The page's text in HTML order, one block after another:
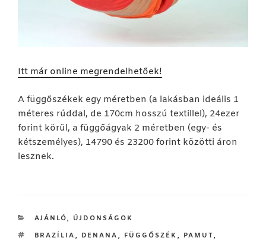
Itt már online megrendelhetőek!
A függőszékek egy méretben (a lakásban ideális 1
méteres rúddal, de 170cm hosszú textillel), 24ezer
forint körül, a függőágyak 2 méretben (egy- és
kétszemélyes), 14790 és 23200 forint közötti áron
lesznek.
KATEGÓRIÁK
AJÁNLÓ, ÚJDONSÁGOK
CÍMKÉK
BRAZÍLIA , DENANA , FÜGGŐSZÉK , PAMUT,